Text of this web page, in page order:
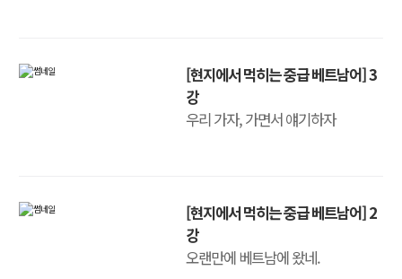
[현지에서 먹히는 중급 베트남어] 3
강
우리 가자, 가면서 얘기하자
[현지에서 먹히는 중급 베트남어] 2
강
오랜만에 베트남에 왔네.